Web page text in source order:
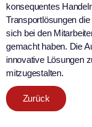
konsequentes
Transportlösungen
sich bei den
gemacht haben. Die
innovative Lösungen
mitzugestalten.
Zurück